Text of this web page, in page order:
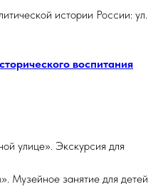
истории России: ул.
воспитания
улице». Экскурсия для
Музейное занятие для детей